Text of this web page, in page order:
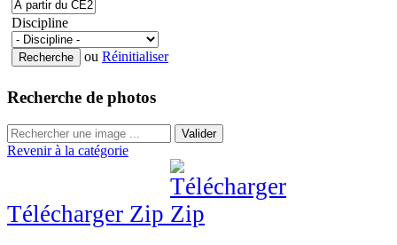
Discipline
ou Réinitialiser
Recherche de photos
Valider
Revenir à la catégorie
Télécharger Zip